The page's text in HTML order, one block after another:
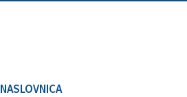
NASLOVNICA